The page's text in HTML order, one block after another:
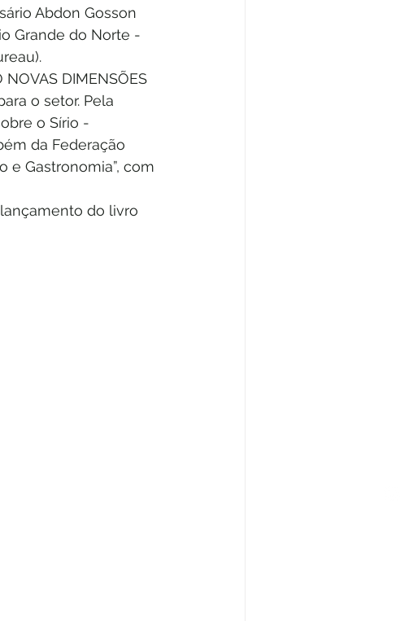
Abdon Gosson
Grande do Norte -
DIMENSÕES
o setor. Pela
o Sírio -
da Federação
e Gastronomia”, com
do livro